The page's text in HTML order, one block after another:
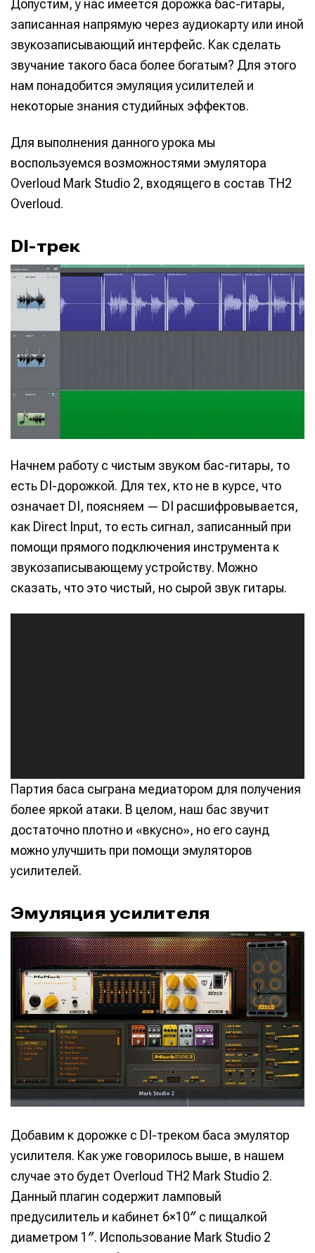
Допустим, у нас имеется дорожка бас-гитары,
записанная напрямую через аудиокарту или иной
звукозаписывающий интерфейс. Как сделать
звучание такого баса более богатым? Для этого
нам понадобится эмуляция усилителей и
некоторые знания студийных эффектов.
Для выполнения данного урока мы
воспользуемся возможностями эмулятора
Overloud Mark Studio 2, входящего в состав TH2
Overloud.
DI-трек
Начнем работу с чистым звуком бас-гитары, то
есть DI-дорожкой. Для тех, кто не в курсе, что
означает DI, поясняем — DI расшифровывается,
как Direct Input, то есть сигнал, записанный при
помощи прямого подключения инструмента к
звукозаписывающему устройству. Можно
сказать, что это чистый, но сырой звук гитары.
е
р
Партия баса сыграна медиатором для получения
более яркой атаки. В целом, наш бас звучит
достаточно плотно и «вкусно», но его саунд
можно улучшить при помощи эмуляторов
усилителей.
Эмуляция усилителя
Добавим к дорожке с DI-треком баса эмулятор
усилителя. Как уже говорилось выше, в нашем
случае это будет Overloud TH2 Mark Studio 2.
Данный плагин содержит ламповый
предусилитель и кабинет 6×10″ с пищалкой
диаметром 1″. Использование Mark Studio 2